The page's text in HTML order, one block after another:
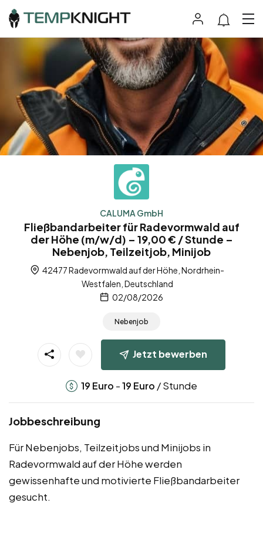
CALUMA GmbH
Fließbandarbeiter für Radevormwald auf
der Höhe (m/w/d) – 19,00 € / Stunde –
Nebenjob, Teilzeitjob, Minijob
42477 Radevormwald auf der Höhe, Nordrhein-
Westfalen, Deutschland
02/08/2026
Nebenjob
Jetzt bewerben
19 Euro -19 Euro / Stunde
Jobbeschreibung
Für Nebenjobs, Teilzeitjobs und Minijobs in
Radevormwald auf der Höhe werden
gewissenhafte und motivierte Fließbandarbeiter
gesucht.